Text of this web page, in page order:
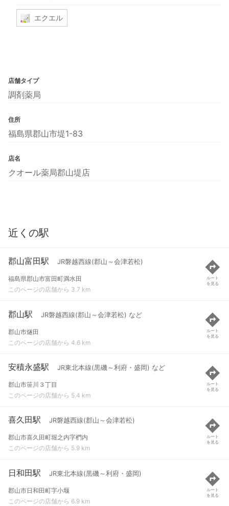
エクエル
店舗タイプ
調剤薬局
住所
福島県郡山市堤1-83
店名
クオール薬局郡山堤店
近くの駅
郡山富田駅 JR磐越西線(郡山～会津若松)
福島県郡山市富田町満水田
このページの店舗から 3.7 km
ルート
を見る
郡山駅 JR磐越西線(郡山～会津若松) など
郡山市燧田
このページの店舗から 4.6 km
ルート
を見る
安積永盛駅 JR東北本線(黒磯～利府・盛岡) など
郡山市笹川３丁目
このページの店舗から 5.4 km
ルート
を見る
喜久田駅 JR磐越西線(郡山～会津若松)
郡山市喜久田町堀之内字椚内
このページの店舗から 5.9 km
ルート
を見る
日和田駅 JR東北本線(黒磯～利府・盛岡)
郡山市日和田町字小堰
このページの店舗から 6.9 km
ルート
を見る